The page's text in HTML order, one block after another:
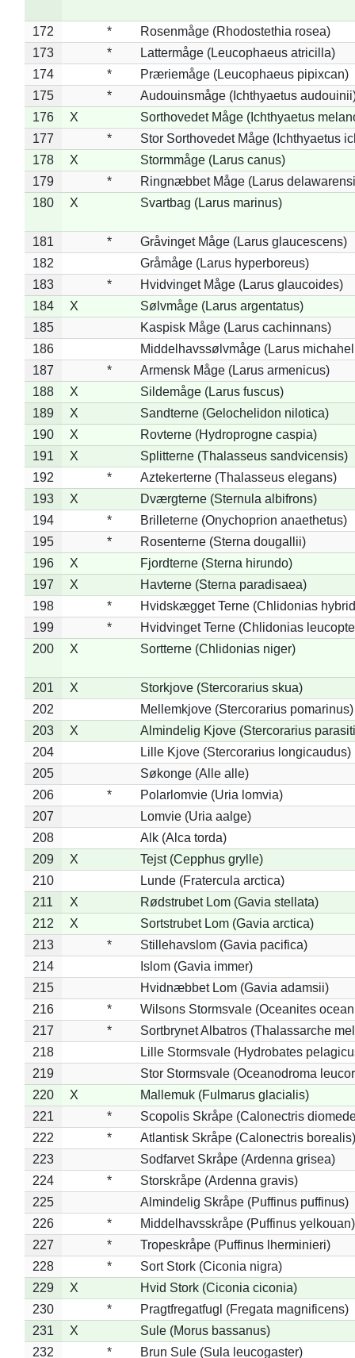
172 *
Rosenmåge (Rhodostethia rosea)
173
*
Lattermåge (Leucophaeus atricilla)
174
*
Præriemåge (Leucophaeus pipixcan)
175
*
Audouinsmåge (Ichthyaetus
176
X
Sorthovedet Måge (Ichthyaetus
177
*
Stor Sorthovedet Måge (Ichthyaetus
178
X
Stormmåge (Larus canus)
179
*
Ringnæbbet Måge (Larus
180
X Svartbag (Larus marinus)
181 *
Gråvinget Måge (Larus glaucescens)
182
Gråmåge (Larus hyperboreus)
183
*
Hvidvinget Måge (Larus glaucoides)
184
X
Sølvmåge (Larus argentatus)
185
Kaspisk Måge (Larus cachinnans)
186
Middelhavssølvmåge (Larus
187
*
Armensk Måge (Larus armenicus)
188
X
Sildemåge (Larus fuscus)
189
X
Sandterne (Gelochelidon nilotica)
190
X
Rovterne (Hydroprogne caspia)
191
X
Splitterne (Thalasseus sandvicensis)
192
*
Aztekerterne (Thalasseus elegans)
193
X
Dværgterne (Sternula albifrons)
194
*
Brilleterne (Onychoprion anaethetus)
195
*
Rosenterne (Sterna dougallii)
196
X
Fjordterne (Sterna hirundo)
197
X
Havterne (Sterna paradisaea)
198
*
Hvidskægget Terne (Chlidonias
199
*
Hvidvinget Terne (Chlidonias
200
X Sortterne (Chlidonias niger)
201 X
Storkjove (Stercorarius skua)
202
Mellemkjove (Stercorarius pomarinus)
203
X
Almindelig Kjove (Stercorarius
204
Lille Kjove (Stercorarius longicaudus)
205
Søkonge (Alle alle)
206
*
Polarlomvie (Uria lomvia)
207
Lomvie (Uria aalge)
208
Alk (Alca torda)
209
X
Tejst (Cepphus grylle)
210
Lunde (Fratercula arctica)
211
X
Rødstrubet Lom (Gavia stellata)
212
X
Sortstrubet Lom (Gavia arctica)
213
*
Stillehavslom (Gavia pacifica)
214
Islom (Gavia immer)
215
Hvidnæbbet Lom (Gavia adamsii)
216
*
Wilsons Stormsvale (Oceanites
217
*
Sortbrynet Albatros (Thalassarche
218
Lille Stormsvale (Hydrobates
219
Stor Stormsvale (Oceanodroma
220
X
Mallemuk (Fulmarus glacialis)
221
*
Scopolis Skråpe (Calonectris
222
*
Atlantisk Skråpe (Calonectris borealis)
223
Sodfarvet Skråpe (Ardenna grisea)
224
*
Storskråpe (Ardenna gravis)
225
Almindelig Skråpe (Puffinus puffinus)
226
*
Middelhavsskråpe (Puffinus yelkouan)
227
*
Tropeskråpe (Puffinus lherminieri)
228
*
Sort Stork (Ciconia nigra)
229
X
Hvid Stork (Ciconia ciconia)
230
*
Pragtfregatfugl (Fregata magnificens)
231
X
Sule (Morus bassanus)
232
* Brun Sule (Sula leucogaster)